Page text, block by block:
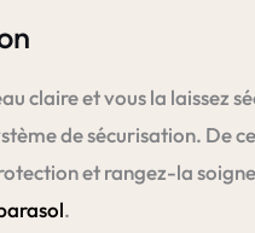
claire et vous la
de sécurisation. De
et rangez-la
.